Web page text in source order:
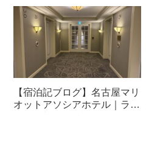
【宿泊記ブログ】名古屋マリ
オットアソシアホテル｜ラウ